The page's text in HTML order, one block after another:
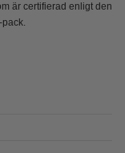
är certifierad enligt den